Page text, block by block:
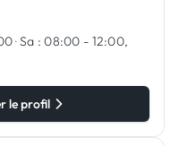
·Sa : 08:00 - 12:00,
le profil